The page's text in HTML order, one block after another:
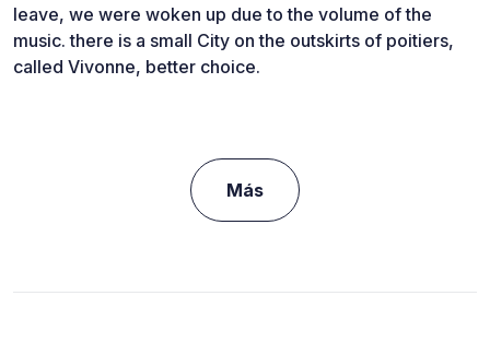
leave, we were woken up due to the volume of the
music. there is a small City on the outskirts of poitiers,
called Vivonne, better choice.
Más